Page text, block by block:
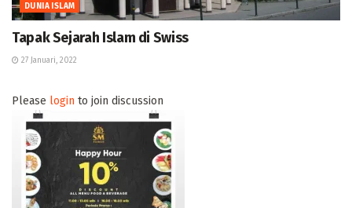
DUNIA ISLAM
Tapak Sejarah Islam di Swiss
27 Januari, 2022
Please login to join discussion